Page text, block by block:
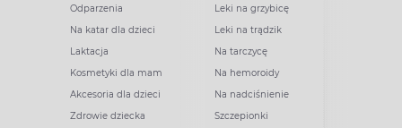
Odparzenia
Na katar dla dzieci
Laktacja
Kosmetyki dla mam
Akcesoria dla dzieci
Zdrowie dziecka
Leki na grzybicę
Leki na trądzik
Na tarczycę
Na hemoroidy
Na nadciśnienie
Szczepionki